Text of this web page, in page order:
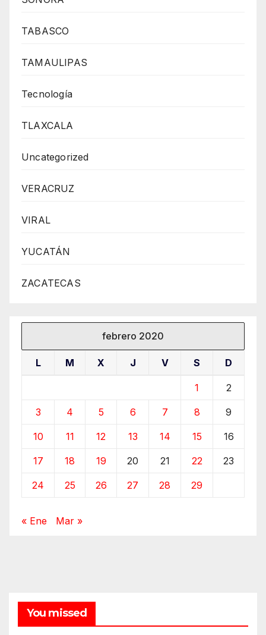
TABASCO
TAMAULIPAS
Tecnología
TLAXCALA
Uncategorized
VERACRUZ
VIRAL
YUCATÁN
ZACATECAS
febrero 2020
L M X J V S D
1 2
3 4 5 6 7 8 9
10 11 12 13 14 15 16
17 18 19 20 21 22 23
24 25 26 27 28 29
« Ene Mar »
You missed